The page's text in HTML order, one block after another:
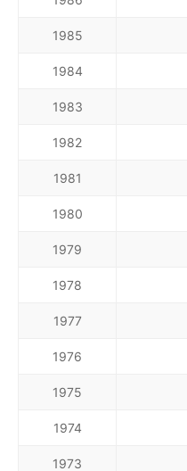
1985
1984
1983
1982
1981
1980
1979
1978
1977
1976
1975
1974
1973